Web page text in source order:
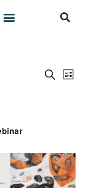
V
s
t
a
S
c
V
r
a
l
t
L